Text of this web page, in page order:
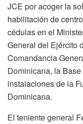
JCE por acoger la
habilitación de
cédulas en el
General del Ejército
Comandancia
Dominicana, la Base
instalaciones de la
Dominicana.
El teniente general